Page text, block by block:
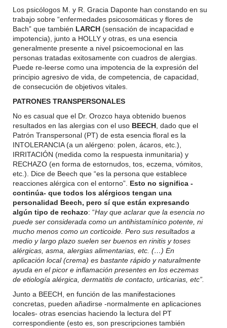
Los psicólogos M. y R. Gracia Daponte han constando en su
trabajo sobre “enfermedades psicosomáticas y flores de
Bach” que también LARCH (sensación de incapacidad e
impotencia), junto a HOLLY y otras, es una esencia
generalmente presente a nivel psicoemocional en las
personas tratadas exitosamente con cuadros de alergias.
Puede re-leerse como una impotencia de la expresión del
principio agresivo de vida, de competencia, de capacidad,
de consecución de objetivos vitales.
PATRONES TRANSPERSONALES
No es casual que el Dr. Orozco haya obtenido buenos
resultados en las alergias con el uso BEECH , dado que el
Patrón Transpersonal (PT) de esta esencia floral es la
INTOLERANCIA (a un alérgeno: polen, ácaros, etc.),
IRRITACIÓN (medida como la respuesta inmunitaria) y
RECHAZO (en forma de estornudos, tos, eczema, vómitos,
etc.). Dice de Beech que “es la persona que establece
reacciones alérgica con el entorno”. Esto no significa -
continúa- que todos los alérgicos tengan una
personalidad Beech, pero sí que están expresando
algún tipo de rechazo: “Hay que aclarar que la esencia no
puede ser considerada como un antihistamínico potente, ni
mucho menos como un corticoide. Pero sus resultados a
medio y largo plazo suelen ser buenos en rinitis y toses
alérgicas, asma, alergias alimentarias, etc. (…) En
aplicación local (crema) es bastante rápido y naturalmente
ayuda en el picor e inflamación presentes en los eczemas
de etiología alérgica, dermatitis de contacto, urticarias, etc”.
Junto a BEECH, en función de las manifestaciones
concretas, pueden añadirse -normalmente en aplicaciones
locales- otras esencias haciendo la lectura del PT
correspondiente (esto es, son prescripciones también